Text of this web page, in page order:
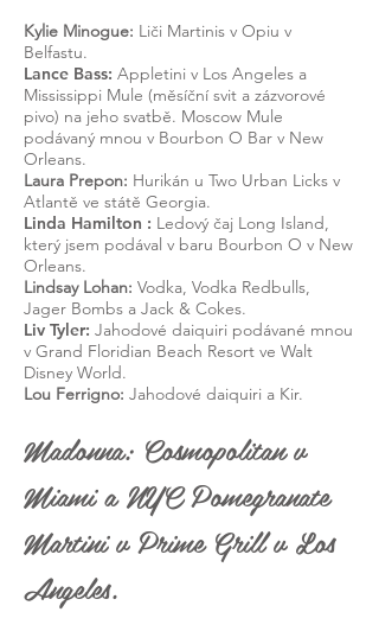
Kylie Minogue: Liči Martinis v Opiu v
Belfastu.
Lance Bass: Appletini v Los Angeles a
Mississippi Mule (měsíční svit a zázvorové
pivo) na jeho svatbě. Moscow Mule
podávaný mnou v Bourbon O Bar v New
Orleans.
Laura Prepon: Hurikán u Two Urban Licks v
Atlantě ve státě Georgia.
Linda Hamilton : Ledový čaj Long Island,
který jsem podával v baru Bourbon O v New
Orleans.
Lindsay Lohan: Vodka, Vodka Redbulls,
Jager Bombs a Jack & Cokes.
Liv Tyler: Jahodové daiquiri podávané mnou
v Grand Floridian Beach Resort ve Walt
Disney World.
Lou Ferrigno: Jahodové daiquiri a Kir.
Madonna: Cosmopolitan v
Miami a NYC Pomegranate
Martini v Prime Grill v Los
Angeles.